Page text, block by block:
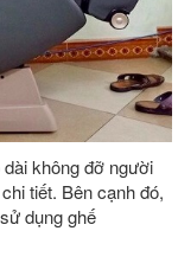
không đỡ người
tiết. Bên cạnh đó,
dụng ghế